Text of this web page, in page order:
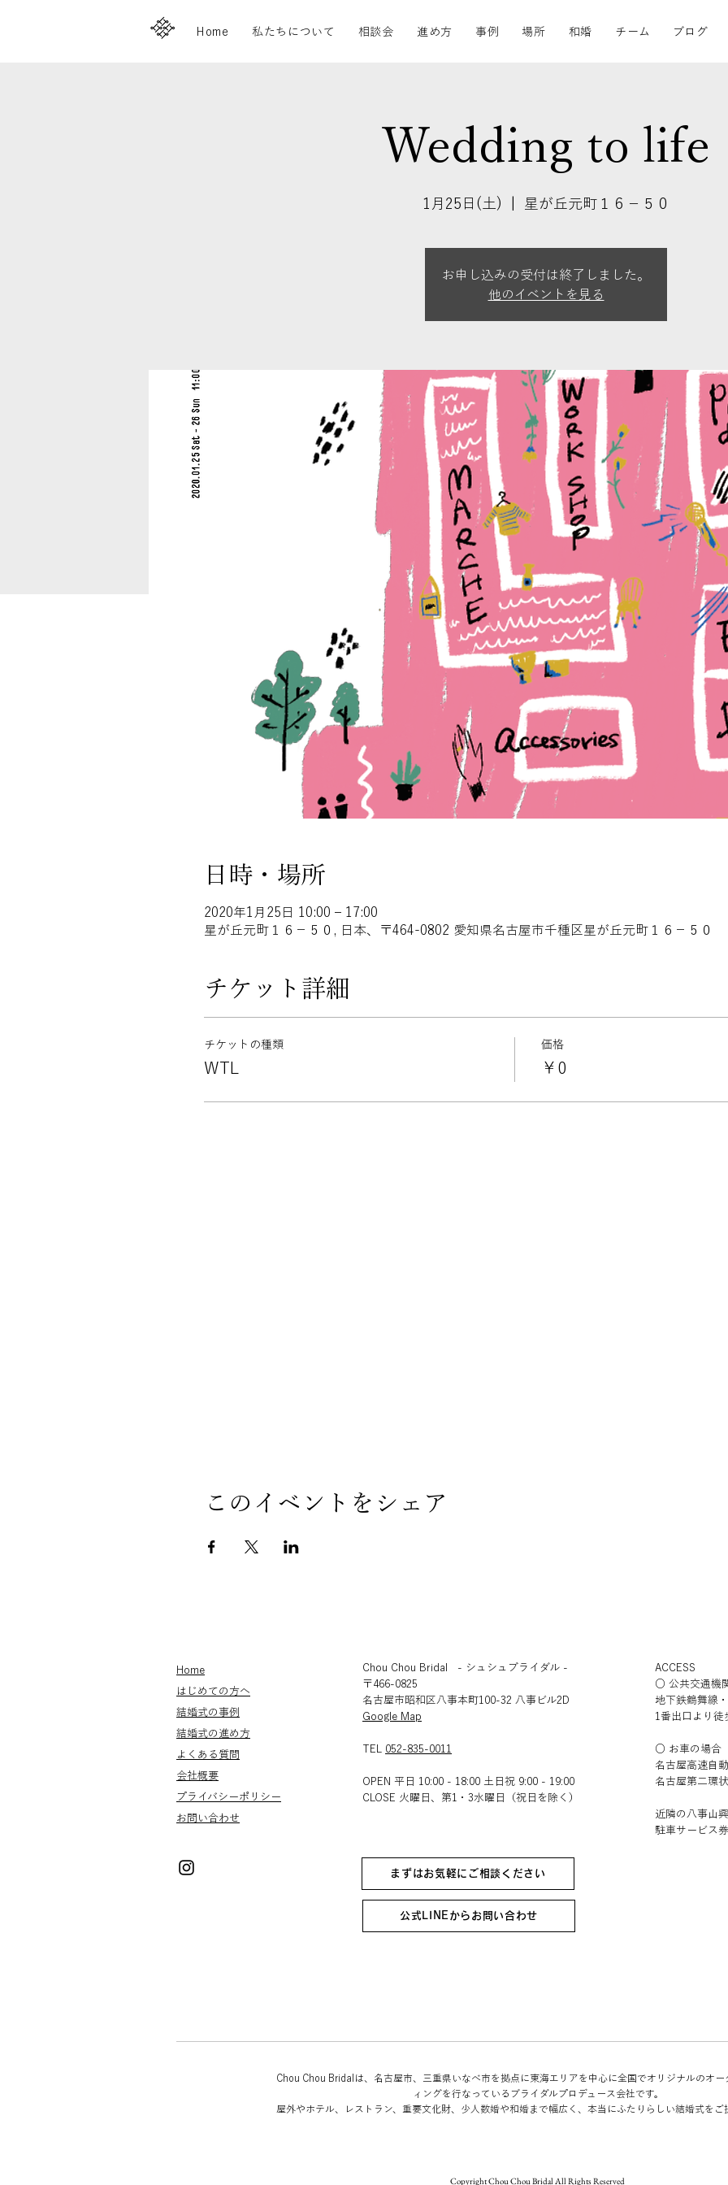
Home 私たちについて 相談会 進め方 事例 場所 和婚 チーム ブログ
Wedding to life
1月25日(土) 星が丘元町１６−５０
お申し込みの受付は終了しました。
他のイベントを見る
日時・場所
2020年1月25日 10:00 – 17:00
星が丘元町１６−５０, 日本、〒464-0802 愛知県名古屋市千種区星が丘元町１６−５０
チケット詳細
チケットの種類
WTL
価格
￥0
このイベントをシェア
Home
はじめての方へ
結婚式の事例
結婚式の進め方
よくある質問
会社概要
プライバシー​​ポリシー
お問い合わせ
Chou Chou Bridal - シュシュブライダル -
〒466-0825
名古屋市昭和区八事本町100-32 八事ビル2D
​Google Map
TEL 052-835-0011
OPEN 平日 10:00 - 18:00 土日祝 9:00 - 19:00
CLOSE 火曜日、第1・3水曜日（祝日を除く）​​
ACCESS
○ 公共交通機
地下鉄鶴舞線
1番出口より徒
○ お車の場合
名古屋高速自
名古屋第二環
近隣の八事山
駐車サービス
まずはお気軽にご相談ください
公式LINEからお問い合わせ
Chou Chou Bridalは、名古屋市、三重県いなべ市を拠点に東海エリアを中心に全国でオリジナルのオー
ィングを行なっているブライダルプロデュース会社です。
屋外やホテル、レストラン、重要文化財、少人数婚や和婚まで幅広く、本当にふたりらしい結婚式をご
Copyright Chou Chou Bridal All Rights Reserved